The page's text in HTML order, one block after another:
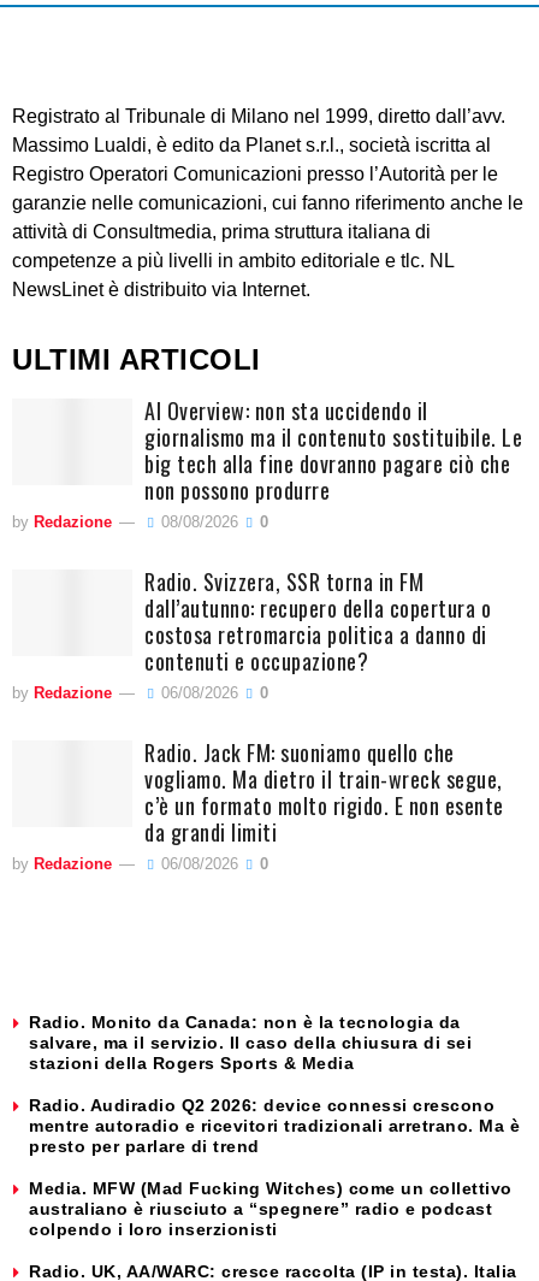
Registrato al Tribunale di Milano nel 1999, diretto dall’avv.
Massimo Lualdi, è edito da Planet s.r.l., società iscritta al
Registro Operatori Comunicazioni presso l’Autorità per le
garanzie nelle comunicazioni, cui fanno riferimento anche le
attività di Consultmedia, prima struttura italiana di
competenze a più livelli in ambito editoriale e tlc. NL
NewsLinet è distribuito via Internet.
ULTIMI ARTICOLI
AI Overview: non sta uccidendo il
giornalismo ma il contenuto sostituibile. Le
big tech alla fine dovranno pagare ciò che
non possono produrre
by Redazione 08/08/2026 0
Radio. Svizzera, SSR torna in FM
dall’autunno: recupero della copertura o
costosa retromarcia politica a danno di
contenuti e occupazione?
by Redazione 06/08/2026 0
Radio. Jack FM: suoniamo quello che
vogliamo. Ma dietro il train-wreck segue,
c’è un formato molto rigido. E non esente
da grandi limiti
by Redazione 06/08/2026 0
Radio. Monito da Canada: non è la tecnologia da
salvare, ma il servizio. Il caso della chiusura di sei
stazioni della Rogers Sports & Media
Radio. Audiradio Q2 2026: device connessi crescono
mentre autoradio e ricevitori tradizionali arretrano. Ma è
presto per parlare di trend
Media. MFW (Mad Fucking Witches) come un collettivo
australiano è riusciuto a “spegnere” radio e podcast
colpendo i loro inserzionisti
Radio. UK, AA/WARC: cresce raccolta (IP in testa). Italia